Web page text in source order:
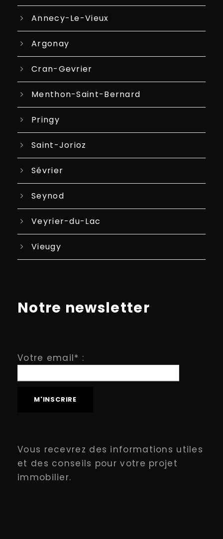
Annecy-Le-Vieux
Argonay
Cran-Gevrier
Menthon-Saint-Bernard
Pringy
Saint-Jorioz
Sévrier
Seynod
Veyrier-du-Lac
Vieugy
Notre newsletter
Votre email* :
Vous recevrez des informations utiles
et des conseils pour votre projet
immobilier.